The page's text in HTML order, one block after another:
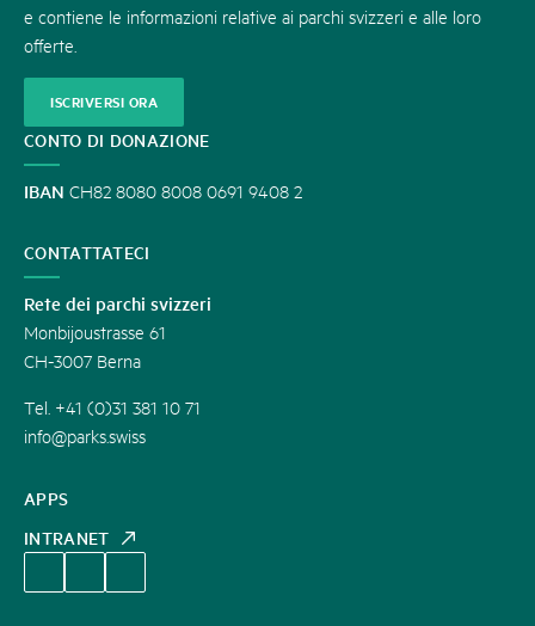
APPS
INTRANET
e contiene le informazioni relative ai parchi svizzeri e alle loro
offerte.
ISCRIVERSI ORA
CONTO DI DONAZIONE
IBAN CH82 8080 8008 0691 9408 2
CONTATTATECI
Rete dei parchi svizzeri
Monbijoustrasse 61
CH-3007 Berna
Tel. +41 (0)31 381 10 71
info@parks.swiss